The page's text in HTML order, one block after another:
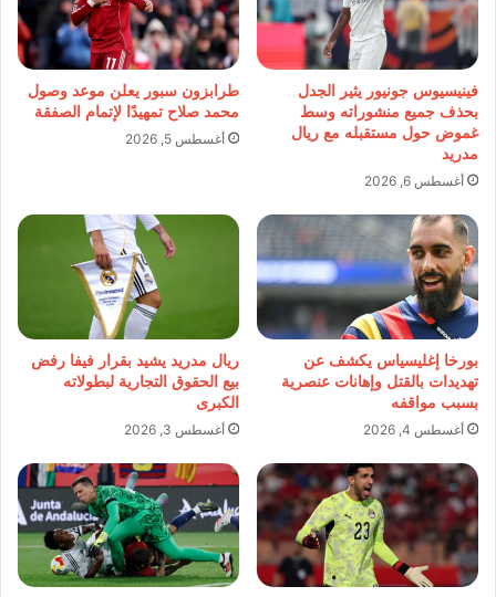
فينيسيوس جونيور يثير الجدل
بحذف جميع منشوراته وسط
غموض حول مستقبله مع ريال
مدريد
أغسطس 6, 2026
طرابزون سبور يعلن موعد وصول
محمد صلاح تمهيدًا لإتمام الصفقة
أغسطس 5, 2026
بورخا إغليسياس يكشف عن
تهديدات بالقتل وإهانات عنصرية
بسبب مواقفه
أغسطس 4, 2026
ريال مدريد يشيد بقرار فيفا رفض
بيع الحقوق التجارية لبطولاته
الكبرى
أغسطس 3, 2026